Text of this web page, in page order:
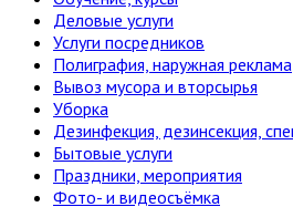
Деловые услуги
Услуги посредников
Полиграфия, наружная реклама
Вывоз мусора и вторсырья
Уборка
Дезинфекция, дезинсекция,
Бытовые услуги
Праздники, мероприятия
Фото- и видеосъёмка